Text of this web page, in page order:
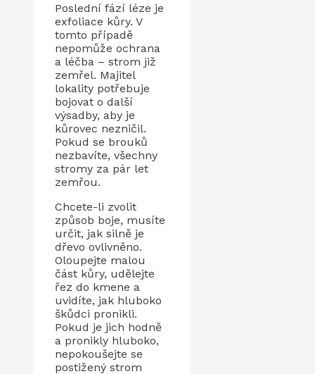
Poslední fází léze je
exfoliace kůry. V
tomto případě
nepomůže ochrana
a léčba – strom již
zemřel. Majitel
lokality potřebuje
bojovat o další
výsadby, aby je
kůrovec nezničil.
Pokud se brouků
nezbavíte, všechny
stromy za pár let
zemřou.
Chcete-li zvolit
způsob boje, musíte
určit, jak silně je
dřevo ovlivněno.
Oloupejte malou
část kůry, udělejte
řez do kmene a
uvidíte, jak hluboko
škůdci pronikli.
Pokud je jich hodně
a pronikly hluboko,
nepokoušejte se
postižený strom